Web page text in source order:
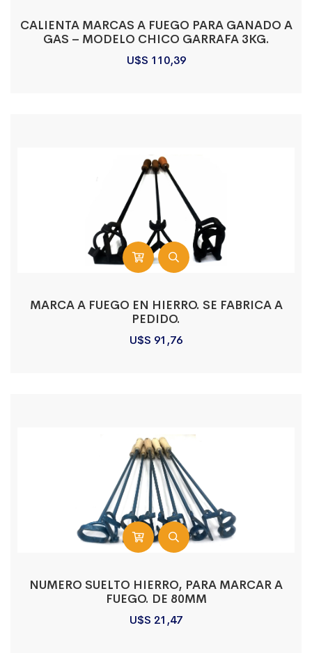
CALIENTA MARCAS A FUEGO PARA GANADO A
GAS – MODELO CHICO GARRAFA 3KG.
U$S 110,39
MARCA A FUEGO EN HIERRO. SE FABRICA A
PEDIDO.
U$S 91,76
NUMERO SUELTO HIERRO, PARA MARCAR A
FUEGO. DE 80MM
U$S 21,47